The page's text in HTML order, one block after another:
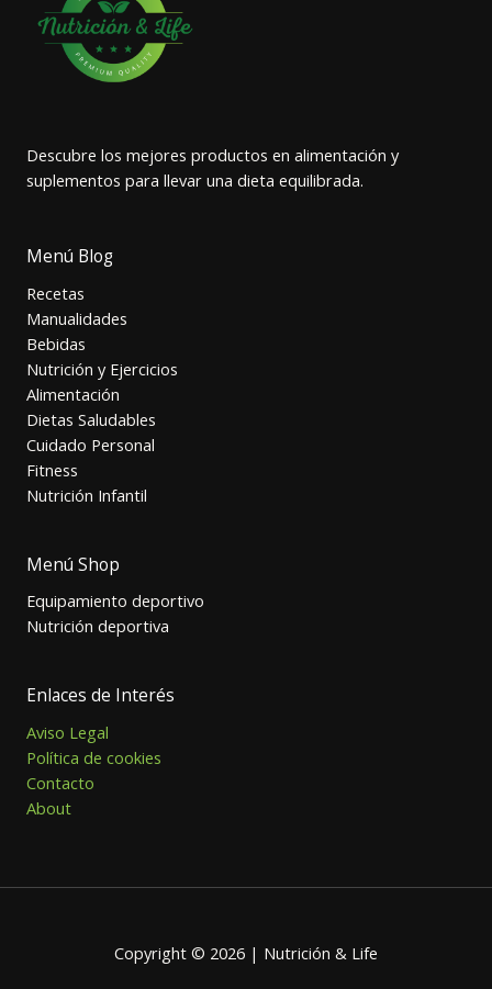
Descubre los mejores productos en alimentación y
suplementos para llevar una dieta equilibrada.
Menú Blog
Recetas
Manualidades
Bebidas
Nutrición y Ejercicios
Alimentación
Dietas Saludables
Cuidado Personal
Fitness
Nutrición Infantil
Menú Shop
Equipamiento deportivo
Nutrición deportiva
Enlaces de Interés
Aviso Legal
Política de cookies
Contacto
About
Copyright © 2026 | Nutrición & Life